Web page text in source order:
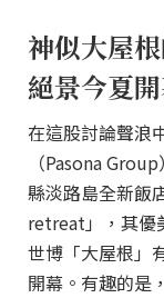
神似大屋
絕景今夏
在這股討論聲浪
（Pasona
縣淡路島全新飯
retreat」，其優
世博「大屋根」
開幕。有趣的是